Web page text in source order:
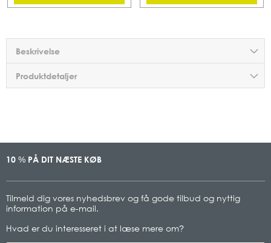
Beskrivelse
Produktdetaljer
10 % PÅ DIT NÆSTE KØB
Tilmeld dig vores nyhedsbrev og få gode tilbud og nyttig
information på e-mail.
Hvad er du interesseret i at læse mere om?